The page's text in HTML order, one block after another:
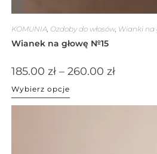
KOMUNIA, Ozdoby do włosów, Wianki na
Wianek na głowę №15
185.00 zł – 260.00 zł
Wybierz opcje